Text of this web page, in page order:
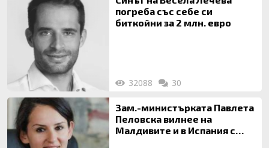
погреба със себе си
биткойни за 2 млн. евро
32088 30
Зам.-министърката Павлета
Пеловска вилнее на
Малдивите и в Испания с